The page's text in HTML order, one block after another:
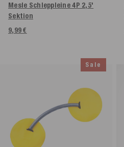
Mesle Schleppleine 4P 2,5'
Sektion
9,99 €
Sale